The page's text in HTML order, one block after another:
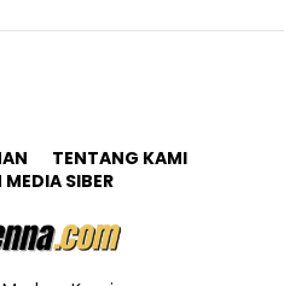
TENTANG KAMI
SIBER